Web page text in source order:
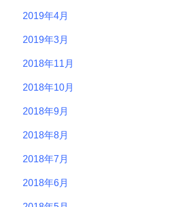
2019年4月
2019年3月
2018年11月
2018年10月
2018年9月
2018年8月
2018年7月
2018年6月